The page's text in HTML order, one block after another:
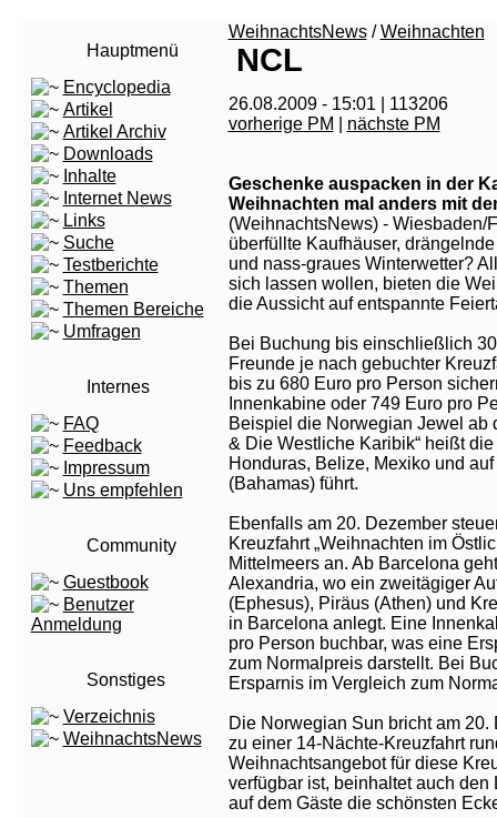
Hauptmenü
Encyclopedia
Artikel
Artikel Archiv
Downloads
Inhalte
Internet News
Links
Suche
Testberichte
Themen
Themen Bereiche
Umfragen
Internes
FAQ
Feedback
Impressum
Uns empfehlen
Community
Guestbook
Benutzer
Anmeldung
Sonstiges
Verzeichnis
WeihnachtsNews
WeihnachtsNews/Weihnachten
NCL
26.08.2009 - 15:01 | 113206
vorherige PM
nächste PM
Geschenke auspacken in der
Weihnachten mal anders mit
(WeihnachtsNews) - Wiesbaden/
überfüllte Kaufhäuser,
und nass-graues Winterwetter?
sich lassen wollen, bieten die
die Aussicht auf entspannte
Bei Buchung bis einschließlich
Freunde je nach gebuchter
bis zu 680 Euro pro Person
Innenkabine oder 749 Euro pro
Beispiel die Norwegian Jewel ab
& Die Westliche Karibik“ heißt
Honduras, Belize, Mexiko und
(Bahamas) führt.
Ebenfalls am 20. Dezember
Kreuzfahrt „Weihnachten im
Mittelmeers an. Ab Barcelona
Alexandria, wo ein zweitägiger
(Ephesus), Piräus (Athen) und
in Barcelona anlegt. Eine
pro Person buchbar, was eine
zum Normalpreis darstellt. Bei
Ersparnis im Vergleich zum
Die Norwegian Sun bricht am
zu einer 14-Nächte-Kreuzfahrt
Weihnachtsangebot für diese
verfügbar ist, beinhaltet auch den
auf dem Gäste die schönsten